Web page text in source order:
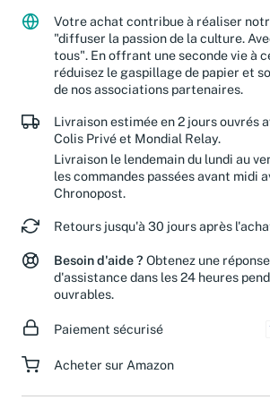
Votre achat contribue à réaliser
"diffuser la passion de la culture.
tous". En offrant une seconde vie à
réduisez le gaspillage de papier et
de nos associations partenaires.
Livraison estimée en 2 jours ouvrés
Colis Privé et Mondial Relay.
Livraison le lendemain du lundi au
les commandes passées avant midi
Chronopost.
Retours jusqu'à 30 jours après
Besoin d'aide ? Obtenez une
d'assistance dans les 24 heures
ouvrables.
Paiement sécurisé
Acheter sur Amazon